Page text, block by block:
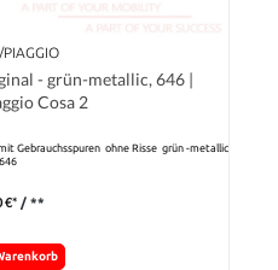
PIAGGIO
- grün-metallic, 646 |
Cosa 2
Gebrauchsspuren ohne Risse grün -metallic
646
€* / **